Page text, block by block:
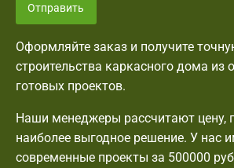
Отправить
Оформляйте заказ и получите
строительства каркасного дома из
готовых проектов.
Наши менеджеры рассчитают цену,
наиболее выгодное решение. У нас
современные проекты за 500000